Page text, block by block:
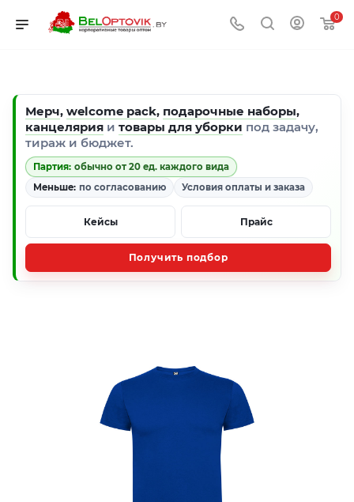
0
Мерч, welcome pack, подарочные наборы,
канцелярия и товары для уборки под задачу,
тираж и бюджет.
Партия: обычно от 20 ед. каждого вида
Меньше: по согласованию Условия оплаты и заказа
Кейсы Прайс
Получить подбор